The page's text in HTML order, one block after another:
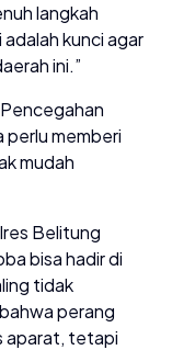
langkah
kunci agar
ini.”
perlu memberi
mudah
Belitung
bisa hadir di
tidak
perang
aparat, tetapi